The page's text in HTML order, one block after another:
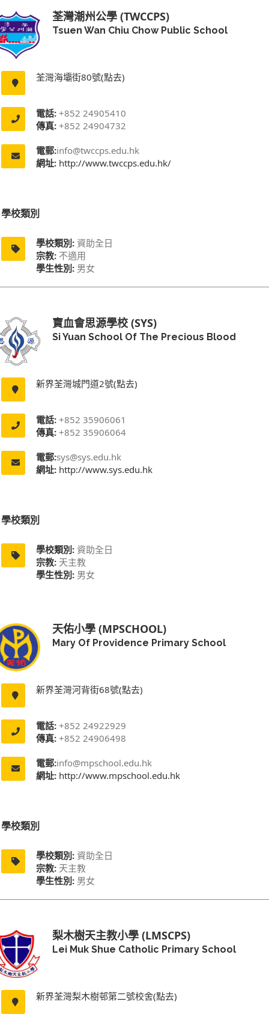
荃灣潮州公學 (TWCCPS)
Tsuen Wan Chiu Chow Public School
荃灣海壩街80號(點去)
電話: +852 24905410
傳真: +852 24904732
電郵:info@twccps.edu.hk
網址: http://www.twccps.edu.hk/
學校類別
學校類別: 資助全日
宗教: 不適用
學生性別: 男女
寶血會思源學校 (SYS)
Si Yuan School Of The Precious Blood
新界荃灣城門道2號(點去)
電話: +852 35906061
傳真: +852 35906064
電郵:sys@sys.edu.hk
網址: http://www.sys.edu.hk
學校類別
學校類別: 資助全日
宗教: 天主教
學生性別: 男女
天佑小學 (MPSCHOOL)
Mary Of Providence Primary School
新界荃灣河背街68號(點去)
電話: +852 24922929
傳真: +852 24906498
電郵:info@mpschool.edu.hk
網址: http://www.mpschool.edu.hk
學校類別
學校類別: 資助全日
宗教: 天主教
學生性別: 男女
梨木樹天主教小學 (LMSCPS)
Lei Muk Shue Catholic Primary School
新界荃灣梨木樹邨第二號校舍(點去)